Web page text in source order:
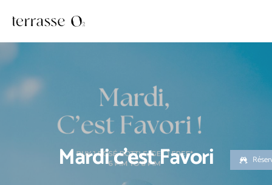
contenu
Mardi c’est Favori